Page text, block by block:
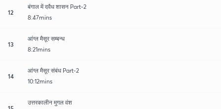
12
बंगाल में दवैध शासन Part-2
8:47mins
13
आंग्ल मैसूर सम्बन्ध
8:21mins
14
आंग्ल मैसूर संबंध Part-2
10:12mins
उत्तरकालीन मुगल वंश